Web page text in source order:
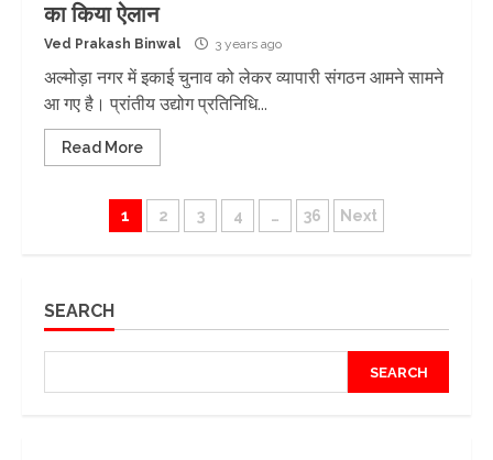
का किया ऐलान
Ved Prakash Binwal 3 years ago
अल्मोड़ा नगर में इकाई चुनाव को लेकर व्यापारी संगठन आमने सामने
आ गए है। प्रांतीय उद्योग प्रतिनिधि...
Read More
Posts
1 2 3 4 … 36 Next
SEARCH
SEARCH